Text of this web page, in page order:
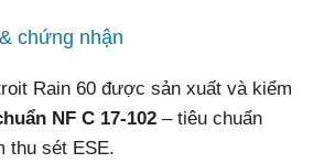
chứng nhận
Rain 60 được sản xuất và kiểm
NF C 17-102 – tiêu chuẩn
thu sét ESE.